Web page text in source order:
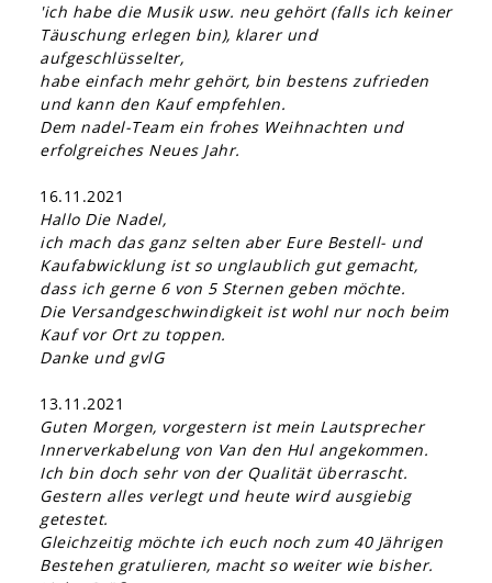
'ich habe die Musik usw. neu gehört (falls ich keiner
Täuschung erlegen bin), klarer und
aufgeschlüsselter,
habe einfach mehr gehört, bin bestens zufrieden
und kann den Kauf empfehlen.
Dem nadel-Team ein frohes Weihnachten und
erfolgreiches Neues Jahr.
16.11.2021
Hallo Die Nadel,
ich mach das ganz selten aber Eure Bestell- und
Kaufabwicklung ist so unglaublich gut gemacht,
dass ich gerne 6 von 5 Sternen geben möchte.
Die Versandgeschwindigkeit ist wohl nur noch beim
Kauf vor Ort zu toppen.
Danke und gvlG
13.11.2021
Guten Morgen, vorgestern ist mein Lautsprecher
Innerverkabelung von Van den Hul angekommen.
Ich bin doch sehr von der Qualität überrascht.
Gestern alles verlegt und heute wird ausgiebig
getestet.
Gleichzeitig möchte ich euch noch zum 40 Jährigen
Bestehen gratulieren, macht so weiter wie bisher.